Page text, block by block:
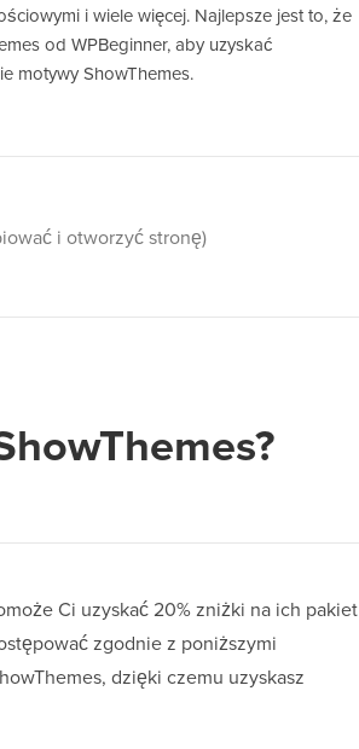
i wiele więcej. Najlepsze jest to, że
od WPBeginner, aby uzyskać
motywy ShowThemes.
i otworzyć stronę)
Ci uzyskać 20% zniżki na ich pakiet
zgodnie z poniższymi
dzięki czemu uzyskasz